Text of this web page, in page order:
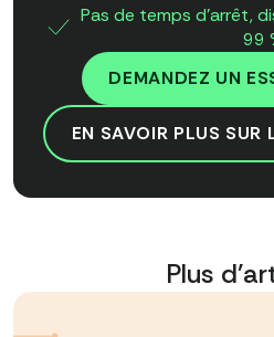
Pas de temps d'arrêt,
99
DEMANDEZ UN
EN SAVOIR PLUS SUR
Plus